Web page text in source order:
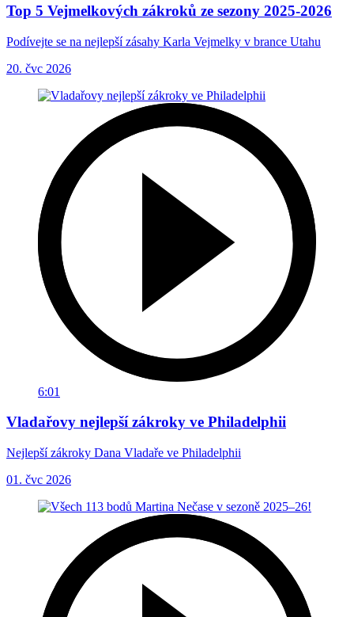
Top 5 Vejmelkových zákroků ze sezony 2025-2026
Podívejte se na nejlepší zásahy Karla Vejmelky v brance Utahu
20. čvc 2026
6:01
Vladařovy nejlepší zákroky ve Philadelphii
Nejlepší zákroky Dana Vladaře ve Philadelphii
01. čvc 2026